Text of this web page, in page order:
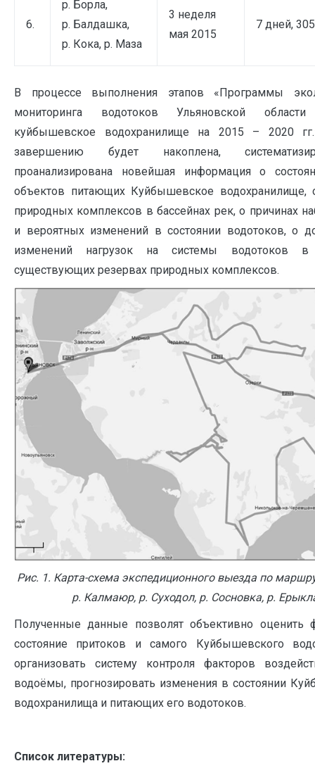
6.
р. Борла,
р. Балдашка,
р. Кока, р. Маза
3 неделя
мая 2015
7 дней,
В процессе выполнения этапов «Программы
мониторинга водотоков Ульяновской
куйбышевское водохранилище на 2015 – 2020
завершению будет накоплена,
проанализирована новейшая информация о
объектов питающих Куйбышевское водохранилище,
природных комплексов в бассейнах рек, о причинах
и вероятных изменений в состоянии водотоков, о
изменений нагрузок на системы водотоков
существующих резервах природных комплексов.
Рис. 1. Карта-схема экспедиционного выезда по
р. Калмаюр, р. Суходол, р. Сосновка, р.
Полученные данные позволят объективно оценить
состояние притоков и самого Куйбышевского
организовать систему контроля факторов
водоёмы, прогнозировать изменения в состоянии
водохранилища и питающих его водотоков.
Список литературы: